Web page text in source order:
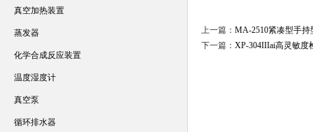
上一篇： MA-2510紧凑型手
下一篇： XP-304IIIai高灵敏度
真空加热装置
蒸发器
化学合成反应装置
温度湿度计
真空泵
循环排水器